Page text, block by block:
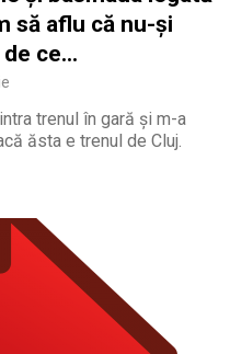
să aflu că nu-și
ce…
trenul în gară și m-a
ăsta e trenul de Cluj.